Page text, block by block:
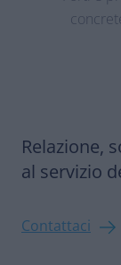
Relazione,
al servizio
Contattaci